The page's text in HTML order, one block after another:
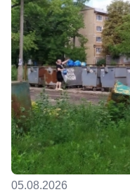
05.08.2026